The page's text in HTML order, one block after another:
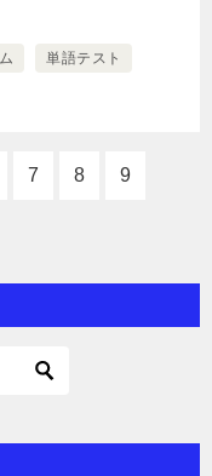
単語テスト
7 8 9